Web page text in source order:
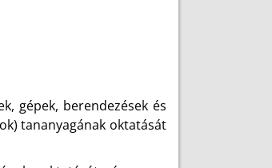
gépek, berendezések és
tananyagának oktatását